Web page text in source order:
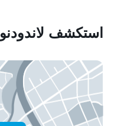
استكشف لاندودنو